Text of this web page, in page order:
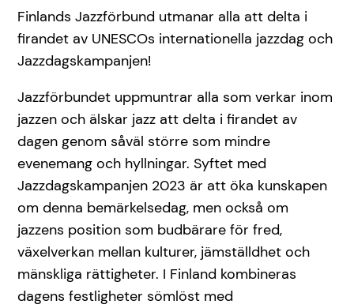
Finlands Jazzförbund utmanar alla att delta i
firandet av UNESCOs internationella jazzdag och
Jazzdagskampanjen!
Jazzförbundet uppmuntrar alla som verkar inom
jazzen och älskar jazz att delta i firandet av
dagen genom såväl större som mindre
evenemang och hyllningar. Syftet med
Jazzdagskampanjen 2023 är att öka kunskapen
om denna bemärkelsedag, men också om
jazzens position som budbärare för fred,
växelverkan mellan kulturer, jämställdhet och
mänskliga rättigheter. I Finland kombineras
dagens festligheter sömlöst med